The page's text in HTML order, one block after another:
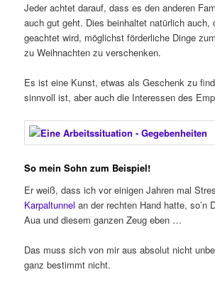
Jeder achtet darauf, dass es den anderen
auch gut geht. Dies beinhaltet natürlich auch,
geachtet wird, möglichst förderliche Dinge
zu Weihnachten zu verschenken.
Es ist eine Kunst, etwas als Geschenk zu
sinnvoll ist, aber auch die Interessen des
So mein Sohn zum Beispiel!
Er weiß, dass ich vor einigen Jahren mal
Karpaltunnel an der rechten Hand hatte, so’n
Aua und diesem ganzen Zeug eben …
Das muss sich von mir aus absolut nicht
ganz bestimmt nicht.